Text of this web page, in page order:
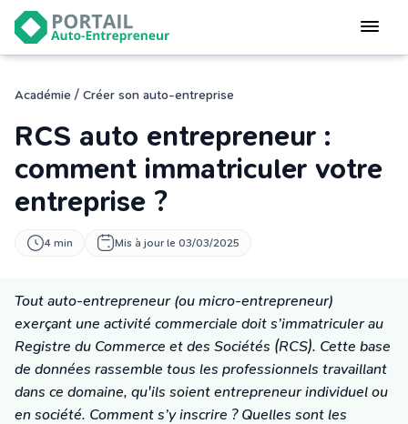
Devenir
auto-entrepreneur
logiciel de facturation
Modifier
mon auto-entreprise
Cesser
mon activité
Statut auto-entrepreneur
Programmes de Formation
L’académie
Tarifs
Académie / Créer son auto-entreprise
RCS auto entrepreneur :
comment immatriculer votre
entreprise ?
4 min Mis à jour le 03/03/2025
Tout auto-entrepreneur (ou micro-entrepreneur)
exerçant une activité commerciale doit s’immatriculer au
Registre du Commerce et des Sociétés (RCS). Cette base
de données rassemble tous les professionnels travaillant
dans ce domaine, qu'ils soient entrepreneur individuel ou
en société. Comment s’y inscrire ? Quelles sont les